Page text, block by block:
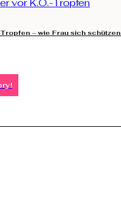
– wie Frau sich